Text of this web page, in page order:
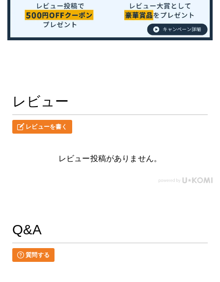
レビュー
レビューを書く
レビュー投稿がありません。
Q&A
質問する